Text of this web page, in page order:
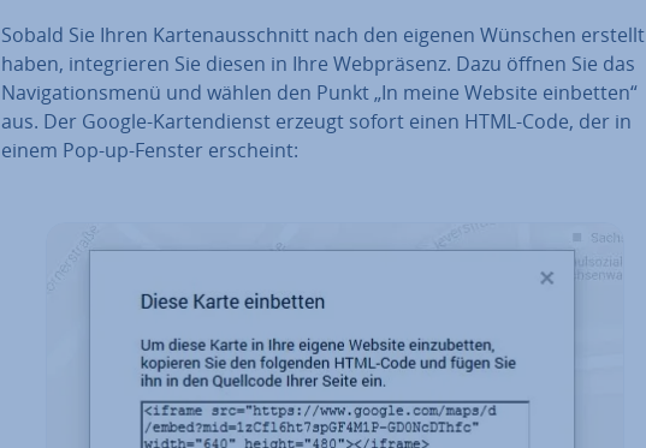
Sobald Sie Ihren Kar­ten­aus­schnitt nach den eigenen Wünschen erstellt
haben, in­te­grie­ren Sie diesen in Ihre Web­prä­senz. Dazu öffnen Sie das
Na­vi­ga­ti­ons­me­nü und wählen den Punkt „In meine Website einbetten“
aus. Der Google-Kar­ten­dienst erzeugt sofort einen HTML-Code, der in
einem Pop-up-Fenster erscheint: